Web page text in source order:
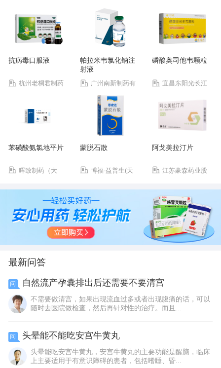
抗病毒口服液
杭州老桐君制药
帕拉米韦氯化钠注
射液
广州南新制药有
限公司
磷酸奥司他韦颗粒
宜昌东阳光长江
苯磺酸氨氯地平片
晖致制药（大
蒙脱石散
博福-益普生(天
阿戈美拉汀片
江苏豪森药业股
最新问答
问 自然流产孕囊排出后还需要不要清宫
不需要做清宫，如果出现流血过多或者出现腹痛的话，可以
随时去医院做检查，然后再针对性的治疗。而且...
问 头晕能不能吃安宫牛黄丸
头晕能吃安宫牛黄丸，安宫牛黄丸的主要功能是醒脑，临床
上主要适用于有意识障碍的患者，包括嗜睡、昏...